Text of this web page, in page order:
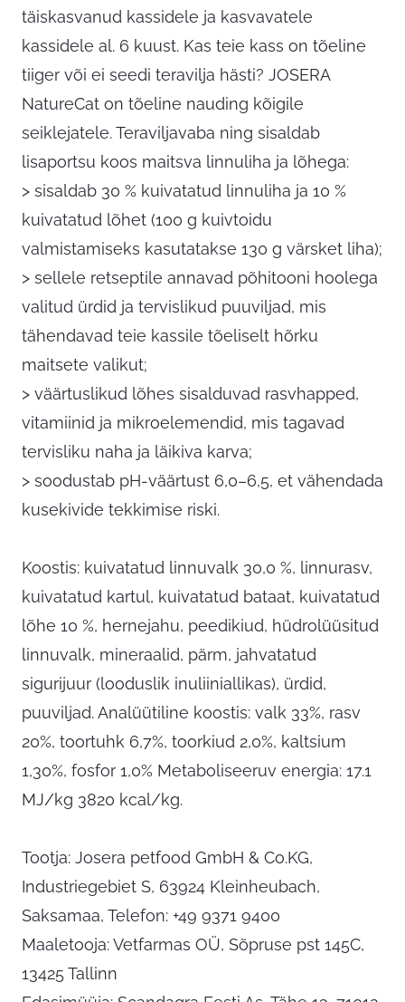
täiskasvanud kassidele ja kasvavatele
kassidele al. 6 kuust. Kas teie kass on tõeline
tiiger või ei seedi teravilja hästi? JOSERA
NatureCat on tõeline nauding kõigile
seiklejatele. Teraviljavaba ning sisaldab
lisaportsu koos maitsva linnuliha ja lõhega:
> sisaldab 30 % kuivatatud linnuliha ja 10 %
kuivatatud lõhet (100 g kuivtoidu
valmistamiseks kasutatakse 130 g värsket liha);
> sellele retseptile annavad põhitooni hoolega
valitud ürdid ja tervislikud puuviljad, mis
tähendavad teie kassile tõeliselt hõrku
maitsete valikut;
> väärtuslikud lõhes sisalduvad rasvhapped,
vitamiinid ja mikroelemendid, mis tagavad
tervisliku naha ja läikiva karva;
> soodustab pH-väärtust 6,0–6,5, et vähendada
kusekivide tekkimise riski.
Koostis: kuivatatud linnuvalk 30,0 %, linnurasv,
kuivatatud kartul, kuivatatud bataat, kuivatatud
lõhe 10 %, hernejahu, peedikiud, hüdrolüüsitud
linnuvalk, mineraalid, pärm, jahvatatud
sigurijuur (looduslik inuliiniallikas), ürdid,
puuviljad. Analüütiline koostis: valk 33%, rasv
20%, toortuhk 6,7%, toorkiud 2,0%, kaltsium
1,30%, fosfor 1,0% Metaboliseeruv energia: 17.1
MJ/kg 3820 kcal/kg.
Tootja: Josera petfood GmbH & Co.KG,
Industriegebiet S, 63924 Kleinheubach,
Saksamaa, Telefon: +49 9371 9400
Maaletooja: Vetfarmas OÜ, Sõpruse pst 145C,
13425 Tallinn